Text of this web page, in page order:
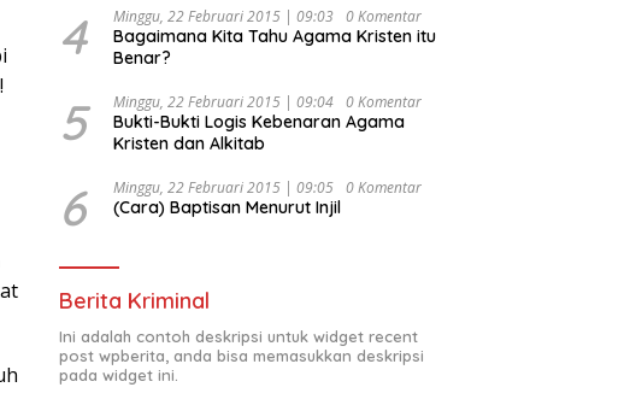
4 Minggu, 22 Februari 2015 | 09:03 0 Komentar
Bagaimana Kita Tahu Agama Kristen itu
Benar?
5 Minggu, 22 Februari 2015 | 09:04 0 Komentar
Bukti-Bukti Logis Kebenaran Agama
Kristen dan Alkitab
6 Minggu, 22 Februari 2015 | 09:05 0 Komentar
(Cara) Baptisan Menurut Injil
Berita Kriminal
Ini adalah contoh deskripsi untuk widget recent
post wpberita, anda bisa memasukkan deskripsi
pada widget ini.